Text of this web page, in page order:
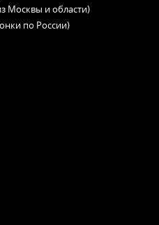
Москвы и области)
по России)